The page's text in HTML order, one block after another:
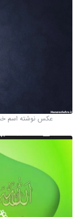
عکس نوشته اسم خدا